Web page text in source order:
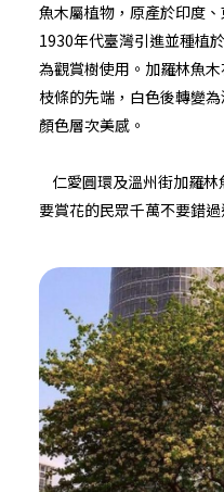
魚木屬植物，原產於印度
1930年代臺灣引進並種植
為觀賞樹使用。加羅林魚
枝條的先端，白色後轉變
顏色層次美感。
仁愛圓環及溫州街加羅
要賞花的民眾千萬不要錯過